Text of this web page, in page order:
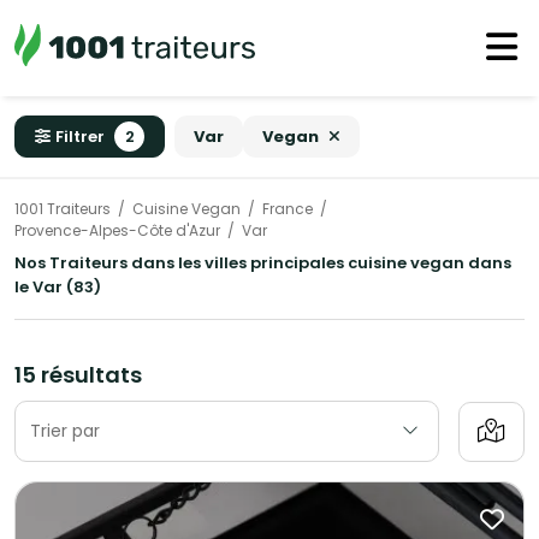
Filtrer 2 Var Vegan
1001 Traiteurs Cuisine Vegan
France
Provence-Alpes-Côte d'Azur
Var
Nos Traiteurs dans les villes principales cuisine vegan dans
le Var (83)
15 résultats
Trier par